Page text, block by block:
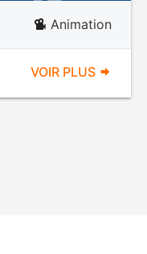
Animation
VOIR PLUS